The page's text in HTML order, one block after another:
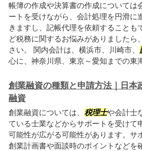
帳簿の作成や決算書の作成については
ートを受けながら、会計処理を円滑に
きますし、記帳代理を依頼することも
ど税務に関するお悩みがありましたら
さい。 関内会計は、横浜市、川崎市、
心に、神奈川県、東京～愛知までの東
創業融資の種類と申請方法｜日本
融資
創業融資については、 税理士や会計士
ている士業などからサポートを受けて
可能性が広がる可能性があります。サ
創業計画書や面談時のポイントなどを